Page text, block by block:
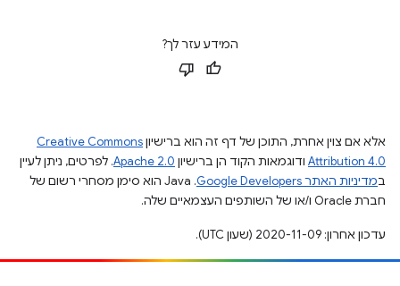
המידע עזר לך?
אלא אם צוין אחרת, התוכן של דף זה הוא ברישיוןCreative Commons
Attribution 4.0 ודוגמאות הקוד הן ברישיון Apache 2.0. לפרטים, ניתן לעיין
במדיניות האתר Google Developers‏
.‏ Java הוא סימן מסחרי רשום של
חברת Oracle ו/או של השותפים העצמאיים שלה.
עדכון אחרון: 2020-11-09 (שעון UTC).